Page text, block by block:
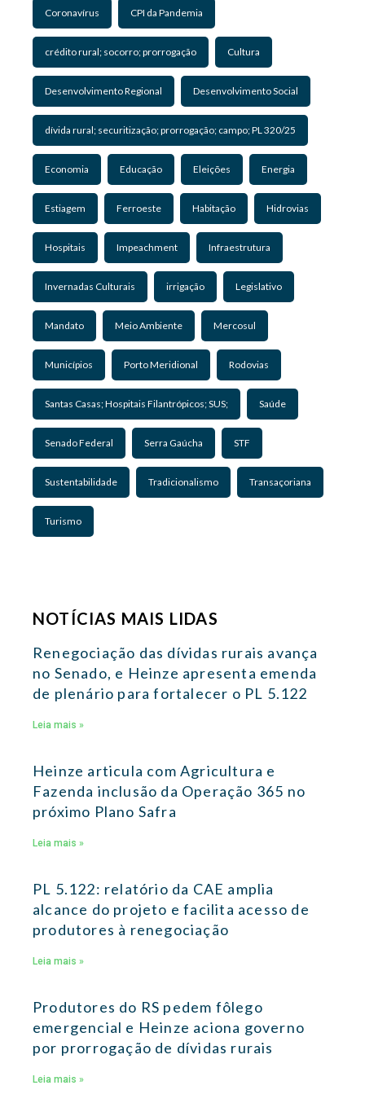
Coronavírus CPI da Pandemia
crédito rural; socorro; prorrogação Cultura
Desenvolvimento Regional Desenvolvimento Social
dívida rural; securitização; prorrogação; campo; PL 320/25
Economia Educação Eleições Energia
Estiagem Ferroeste Habitação Hidrovias
Hospitais Impeachment Infraestrutura
Invernadas Culturais irrigação Legislativo
Mandato Meio Ambiente Mercosul
Municípios Porto Meridional Rodovias
Santas Casas; Hospitais Filantrópicos; SUS; Saúde
Senado Federal Serra Gaúcha STF
Sustentabilidade Tradicionalismo Transaçoriana
Turismo
NOTÍCIAS MAIS LIDAS
Renegociação das dívidas rurais avança
no Senado, e Heinze apresenta emenda
de plenário para fortalecer o PL 5.122
Leia mais »
Heinze articula com Agricultura e
Fazenda inclusão da Operação 365 no
próximo Plano Safra
Leia mais »
PL 5.122: relatório da CAE amplia
alcance do projeto e facilita acesso de
produtores à renegociação
Leia mais »
Produtores do RS pedem fôlego
emergencial e Heinze aciona governo
por prorrogação de dívidas rurais
Leia mais »